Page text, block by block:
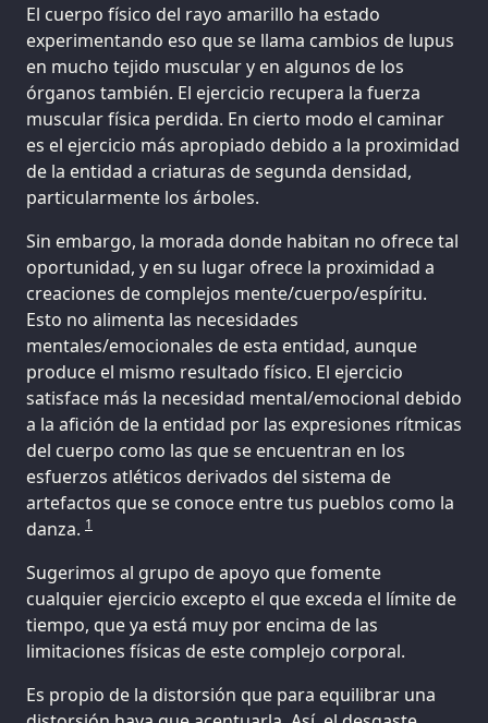
El cuerpo físico del rayo amarillo ha estado
experimentando eso que se llama cambios de lupus
en mucho tejido muscular y en algunos de los
órganos también. El ejercicio recupera la fuerza
muscular física perdida. En cierto modo el caminar
es el ejercicio más apropiado debido a la proximidad
de la entidad a criaturas de segunda densidad,
particularmente los árboles.
Sin embargo, la morada donde habitan no ofrece tal
oportunidad, y en su lugar ofrece la proximidad a
creaciones de complejos mente/cuerpo/espíritu.
Esto no alimenta las necesidades
mentales/emocionales de esta entidad, aunque
produce el mismo resultado físico. El ejercicio
satisface más la necesidad mental/emocional debido
a la afición de la entidad por las expresiones rítmicas
del cuerpo como las que se encuentran en los
esfuerzos atléticos derivados del sistema de
artefactos que se conoce entre tus pueblos como la
danza. 1
Sugerimos al grupo de apoyo que fomente
cualquier ejercicio excepto el que exceda el límite de
tiempo, que ya está muy por encima de las
limitaciones físicas de este complejo corporal.
Es propio de la distorsión que para equilibrar una